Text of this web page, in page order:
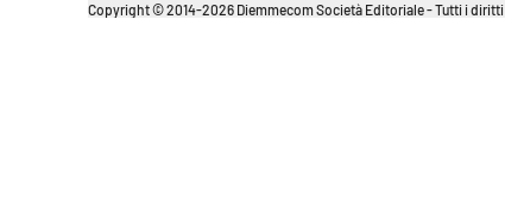
Copyright © 2014-2026 Diemmecom Società Editoriale - Tutti i